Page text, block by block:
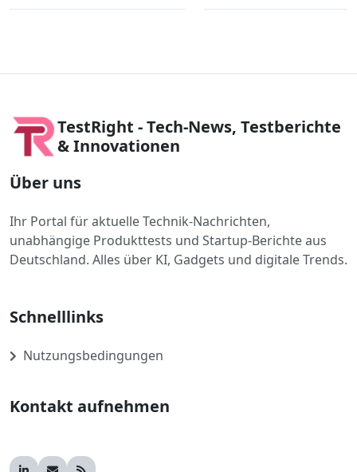
TestRight - Tech-News, Testberichte
& Innovationen
Über uns
Ihr Portal für aktuelle Technik-Nachrichten,
unabhängige Produkttests und Startup-Berichte aus
Deutschland. Alles über KI, Gadgets und digitale Trends.
Schnelllinks
Nutzungsbedingungen
Kontakt aufnehmen